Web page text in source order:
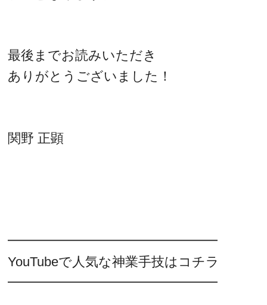
最後までお読みいただき
ありがとうございました！
関野 正顕
━━━━━━━━━━━━━━━━
YouTubeで人気な神業手技はコチラ
━━━━━━━━━━━━━━━━